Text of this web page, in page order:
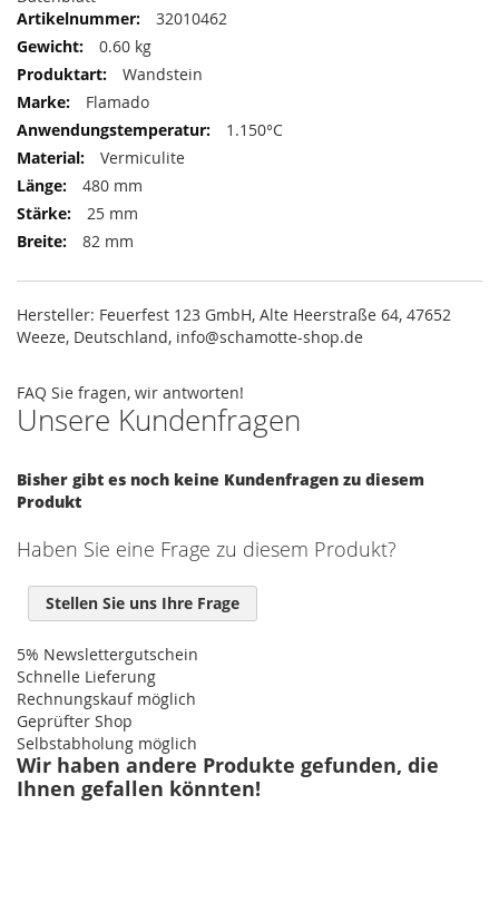
32010462
0.60 kg
Wandstein
Flamado
1.150°C
Vermiculite
480 mm
25 mm
82 mm
Hersteller: Feuerfest 123 GmbH, Alte Heerstraße 64, 47652
Weeze, Deutschland, info@schamotte-shop.de
FAQ Sie fragen, wir antworten!
Unsere Kundenfragen
Bisher gibt es noch keine Kundenfragen zu diesem
Produkt
Haben Sie eine Frage zu diesem Produkt?
Stellen Sie uns Ihre Frage
5% Newslettergutschein
Schnelle Lieferung
Rechnungskauf möglich
Geprüfter Shop
Selbstabholung möglich
Wir haben andere Produkte gefunden, die
Ihnen gefallen könnten!